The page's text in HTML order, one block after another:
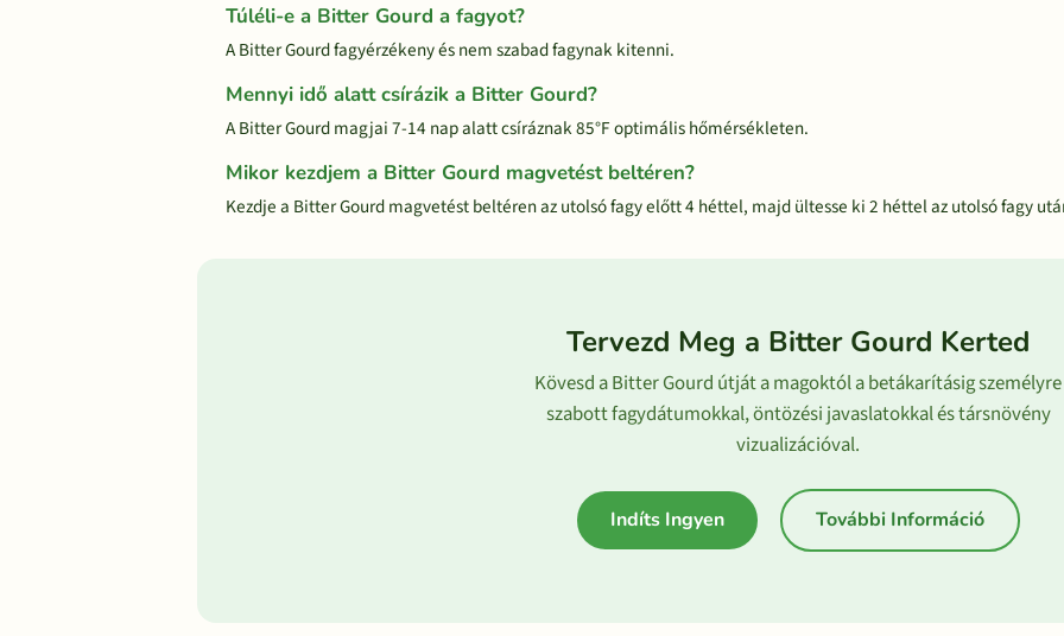
Túléli-e a Bitter Gourd a fagyot?
A Bitter Gourd fagyérzékeny és nem szabad fagynak kitenni.
Mennyi idő alatt csírázik a Bitter Gourd?
A Bitter Gourd magjai 7-14 nap alatt csíráznak 85°F optimális hőmérsékleten.
Mikor kezdjem a Bitter Gourd magvetést beltéren?
Kezdje a Bitter Gourd magvetést beltéren az utolsó fagy előtt 4 héttel, majd ültesse ki 2 héttel az utolsó fagy
Tervezd Meg a Bitter Gourd Kerted
Kövesd a Bitter Gourd útját a magoktól a betákarításig személyre
szabott fagydátumokkal, öntözési javaslatokkal és társnövény
vizualizációval.
Indíts Ingyen További Információ